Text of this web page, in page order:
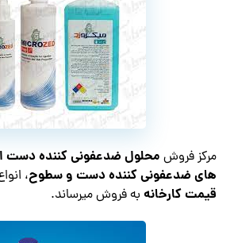
مرکز فروش محلول ضدعفونی کننده دست
های ضدعفونی کننده دست و سطوح،
قیمت کارخانه به فروش میرساند.